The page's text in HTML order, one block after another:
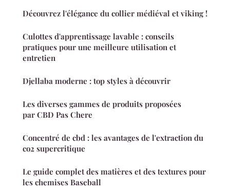
Découvrez l'élégance du collier médiéval et viking !
Culottes d'apprentissage lavable : conseils
pratiques pour une meilleure utilisation et
entretien
Djellaba moderne : top styles à découvrir
Les diverses gammes de produits proposées
par CBD Pas Chere
Concentré de cbd : les avantages de l'extraction du
co2 supercritique
Le guide complet des matières et des textures pour
les chemises Baseball